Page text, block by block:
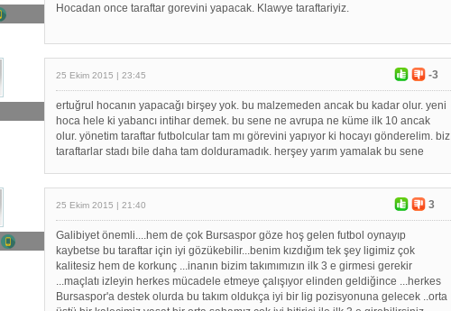
Hocadan once taraftar gorevini yapacak. Klawye taraftariyiz.
25 Ekim 2015 | 23:45 -3
ertuğrul hocanın yapacağı birşey yok. bu malzemeden ancak bu kadar olur. yeni
hoca hele ki yabancı intihar demek. bu sene ne avrupa ne küme ilk 10 ancak
olur. yönetim taraftar futbolcular tam mı görevini yapıyor ki hocayı gönderelim. biz
taraftarlar stadı bile daha tam dolduramadık. herşey yarım yamalak bu sene
25 Ekim 2015 | 21:40 3
Galibiyet önemli....hem de çok Bursaspor göze hoş gelen futbol oynayıp
kaybetse bu taraftar için iyi gözükebilir...benim kızdığım tek şey ligimiz çok
kalitesiz hem de korkunç ...inanın bizim takımımızın ilk 3 e girmesi gerekir
...maçlatı izleyin herkes mücadele etmeye çalışıyor elinden geldiğince ...herkes
Bursaspor'a destek olurda bu takım oldukça iyi bir lig pozisyonuna gelecek ..orta